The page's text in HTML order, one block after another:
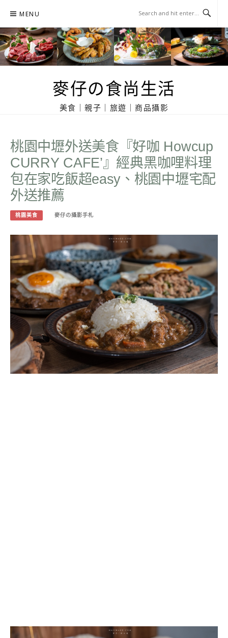
content
MENU
麥仔の食尚生活
美食｜親子｜旅遊｜商品攝影
桃園中壢外送美食『好咖 Howcup
CURRY CAFE’』經典黑咖哩料理
包在家吃飯超easy、桃園中壢宅配
外送推薦
桃園美食 麥仔の攝影手札